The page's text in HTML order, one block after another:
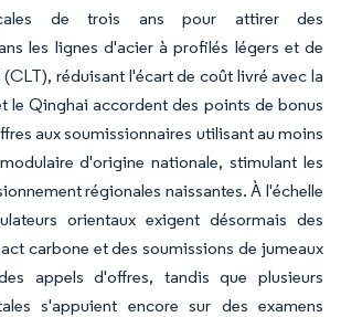
de trois ans pour attirer des
les lignes d'acier à profilés légers et de
réduisant l'écart de coût livré avec la
le Qinghai accordent des points de bonus
aux soumissionnaires utilisant au moins
d'origine nationale, stimulant les
régionales naissantes. À l'échelle
orientaux exigent désormais des
carbone et des soumissions de jumeaux
appels d'offres, tandis que plusieurs
s'appuient encore sur des examens